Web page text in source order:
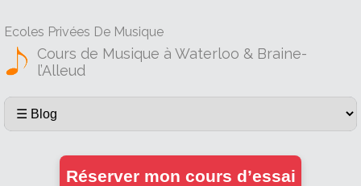
Ecoles Privées De Musique
Cours de Musique à Waterloo & Braine-
l’Alleud
Réserver mon cours d’essai